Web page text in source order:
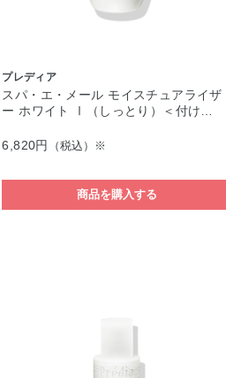
プレディア
スパ・エ・メール モイスチュアライザ
ー ホワイト Ⅰ（しっとり）＜付け…
6,820円 （税込）※
商品を購入する